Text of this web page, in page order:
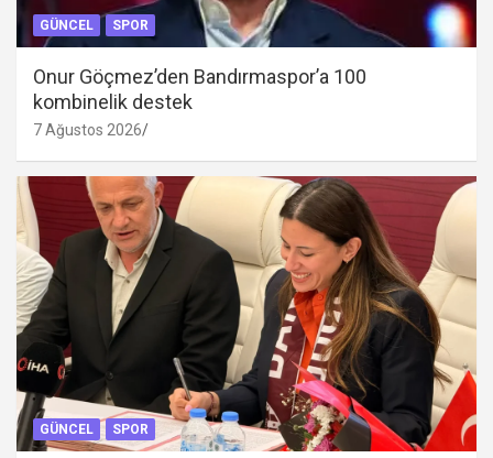
GÜNCEL SPOR
Onur Göçmez’den Bandırmaspor’a 100
kombinelik destek
7 Ağustos 2026
GÜNCEL SPOR